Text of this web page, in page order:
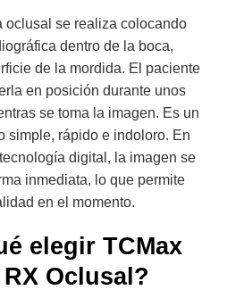
oclusal se realiza colocando
dentro de la boca,
de la mordida. El paciente
en posición durante unos
se toma la imagen. Es un
simple, rápido e indoloro. En
digital, la imagen se
inmediata, lo que permite
en el momento.
elegir TCMax
Oclusal?